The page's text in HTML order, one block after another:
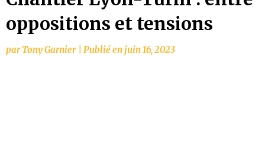
oppositions et tensions
parTony Garnier Publié en juin 16, 2023